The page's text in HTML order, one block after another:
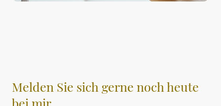
Melden Sie sich gerne noch heute